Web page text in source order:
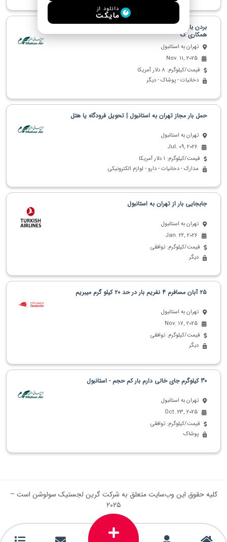
بردن بار و آوردن(اگر حجم بالایی هفتگی دارید میتونیم
همکاری ک
تهران به استانبول
Nov. 11, 2025
قیمت/کیلوگرم: 8 دلار آمریکا
دخانیات - پوشاک - دیگر
حمل بار مجاز تهران به استانبول | تحویل فرودگاه یا هتل
تهران به استانبول
Jul. 09, 2026
قیمت/کیلوگرم: 1 دلار آمریکا
مدارک - دخانیات - دارو - لوازم الکترونیکی
جابجایی بار از تهران به استانبول
تهران به استانبول
Jan. 22, 2026
قیمت/کیلوگرم: توافقی
دیگر
۲۵ آبان مسافرم ۴ نفریم بار در حد ۲۰ کیلو گرم میبریم
تهران به استانبول
Nov. 17, 2025
قیمت/کیلوگرم: توافقی
دیگر
30 کیلوگرم جای خالی دارم بار کم حجم - استانبول
تهران به استانبول
Oct. 23, 2025
قیمت/کیلوگرم: توافقی
پوشاک
کلیه حقوق این وب‌سایت متعلق به شرکت گرین لجستیک سولوشن است –
۲۰۲۵
دانلود از
مایکت